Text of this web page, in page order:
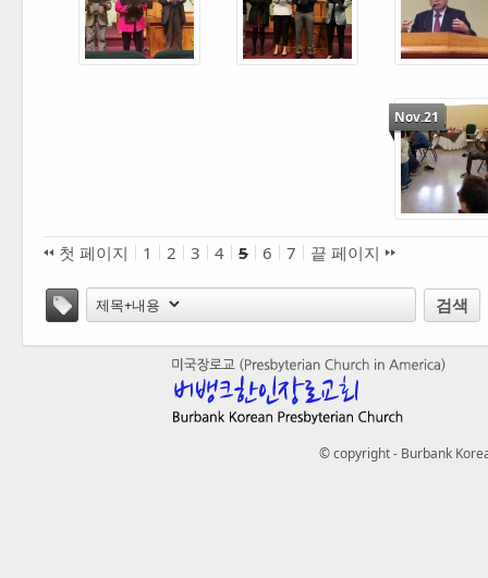
Nov.21
첫 페이지 1 2 3 4 5 6 7
끝 페이지
검색
© copyright - Burbank